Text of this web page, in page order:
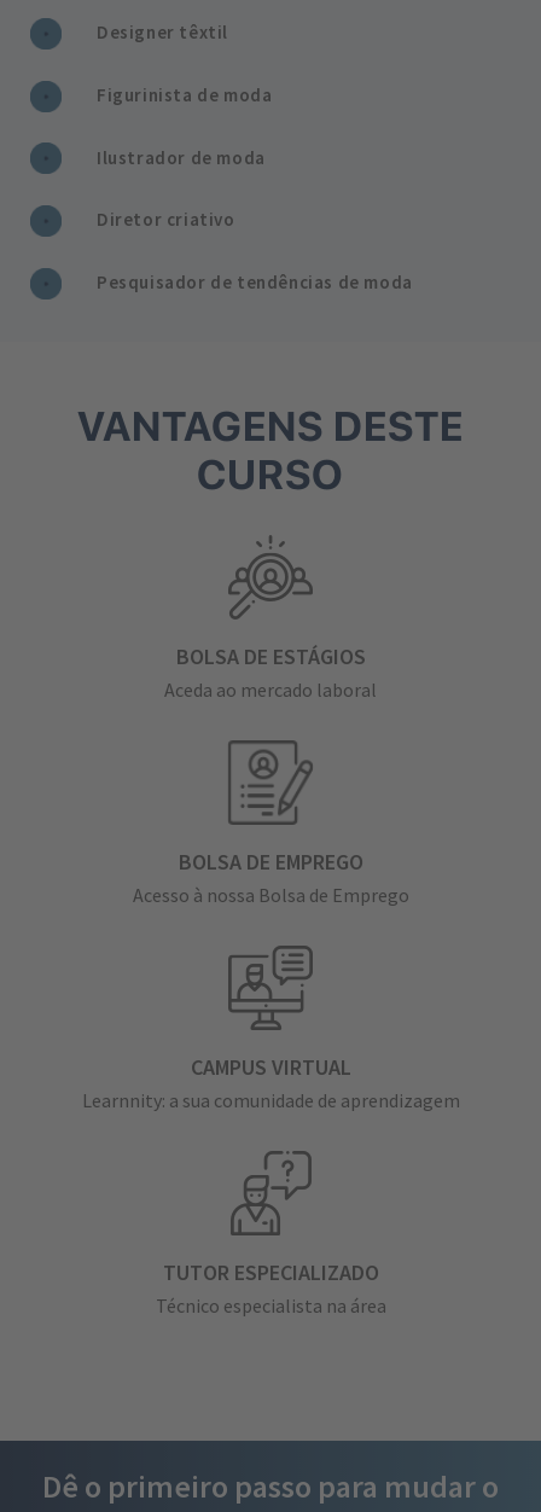
Designer têxtil
Figurinista de moda
Ilustrador de moda
Diretor criativo
Pesquisador de tendências de moda
VANTAGENS DESTE
CURSO
BOLSA DE ESTÁGIOS
Aceda ao mercado laboral
BOLSA DE EMPREGO
Acesso à nossa Bolsa de Emprego
CAMPUS VIRTUAL
Learnnity: a sua comunidade de aprendizagem
TUTOR ESPECIALIZADO
Técnico especialista na área
Dê o primeiro passo para mudar o